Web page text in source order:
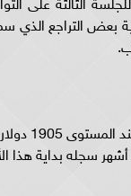
بعض التراجع الذي
وسجلت